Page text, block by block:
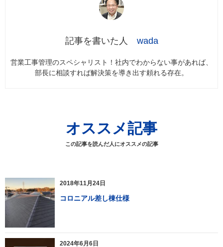
wada
営業工事管理のスペシャリスト！社内でわからない事があれば、
部長に相談すれば解決策を導き出す頼れる存在。
オススメ記事
この記事を読んだ人にオススメの記事
2018年11月24日
コロニアル差し棟仕様
2024年6月6日